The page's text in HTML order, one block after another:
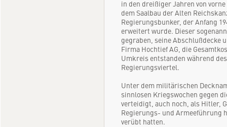
in den dreißiger Jahren von
dem Saalbau der Alten
Regierungsbunker, der Anfang
erweitert wurde. Dieser
gegraben, seine Abschlußdecke
Firma Hochtief AG, die
Umkreis entstanden während
Regierungsviertel.
Unter dem militärischen
sinnlosen Kriegswochen gegen
verteidigt, auch noch, als Hitler,
Regierungs- und Armeeführung
verübt hatten.